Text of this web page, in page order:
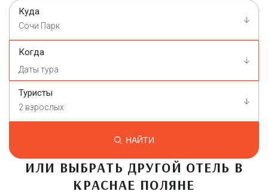
Куда
Сочи Парк
Когда
Туристы
2 взрослых
НАЙТИ
ИЛИ ВЫБРАТЬ ДРУГОЙ ОТЕЛЬ В
КРАСНАЕ ПОЛЯНЕ